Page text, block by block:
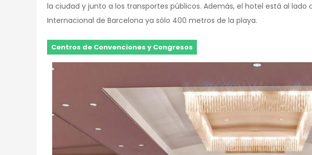
la ciudad y junto a los transportes públicos. Además, el hotel está al lado
Internacional de Barcelona ya sólo 400 metros de la playa.
Centros de Convenciones y Congresos